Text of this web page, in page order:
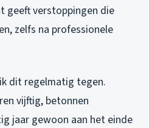
geeft verstoppingen die
zelfs na professionele
dit regelmatig tegen.
vijftig, betonnen
jaar gewoon aan het einde